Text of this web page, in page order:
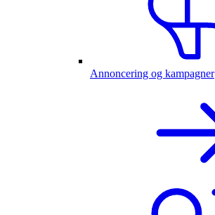
Annoncering og kampagner